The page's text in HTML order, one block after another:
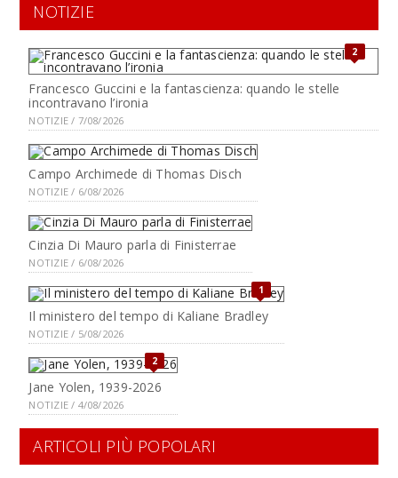
NOTIZIE
2
Francesco Guccini e la fantascienza: quando le stelle
incontravano l’ironia
NOTIZIE / 7/08/2026
Campo Archimede di Thomas Disch
NOTIZIE / 6/08/2026
Cinzia Di Mauro parla di Finisterrae
NOTIZIE / 6/08/2026
1
Il ministero del tempo di Kaliane Bradley
NOTIZIE / 5/08/2026
2
Jane Yolen, 1939-2026
NOTIZIE / 4/08/2026
ARTICOLI PIÙ POPOLARI